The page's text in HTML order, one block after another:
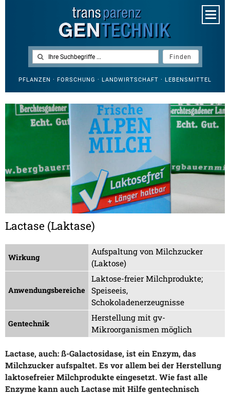
PFLANZEN · FORSCHUNG · LANDWIRTSCHAFT · LEBENSMITTEL
Lactase (Laktase)
Wirkung
Aufspaltung von Milchzucker
(Laktose)
Anwendungsbereiche
Laktose-freier Milchprodukte;
Speiseeis,
Schokoladenerzeugnisse
Gentechnik
Herstellung mit gv-
Mikroorganismen möglich
Lactase, auch: ß-Galactosidase, ist ein Enzym, das
Milchzucker aufspaltet. Es vor allem bei der Herstellung
laktosefreier Milchprodukte eingesetzt. Wie fast alle
Enzyme kann auch Lactase mit Hilfe gentechnisch